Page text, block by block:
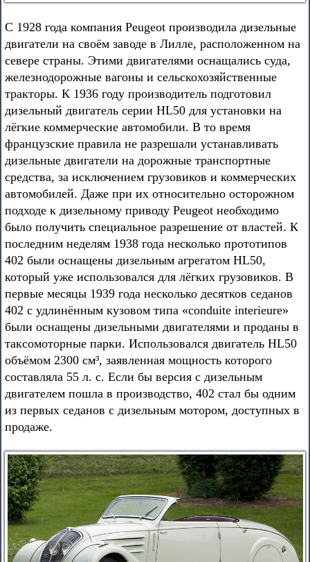
С 1928 года компания Peugeot производила дизельные
двигатели на своём заводе в Лилле, расположенном на
севере страны. Этими двигателями оснащались суда,
железнодорожные вагоны и сельскохозяйственные
тракторы. К 1936 году производитель подготовил
дизельный двигатель серии HL50 для установки на
лёгкие коммерческие автомобили. В то время
французские правила не разрешали устанавливать
дизельные двигатели на дорожные транспортные
средства, за исключением грузовиков и коммерческих
автомобилей. Даже при их относительно осторожном
подходе к дизельному приводу Peugeot необходимо
было получить специальное разрешение от властей. К
последним неделям 1938 года несколько прототипов
402 были оснащены дизельным агрегатом HL50,
который уже использовался для лёгких грузовиков. В
первые месяцы 1939 года несколько десятков седанов
402 с удлинённым кузовом типа «conduite interieure»
были оснащены дизельными двигателями и проданы в
таксомоторные парки. Использовался двигатель HL50
объёмом 2300 см³, заявленная мощность которого
составляла 55 л. с. Если бы версия с дизельным
двигателем пошла в производство, 402 стал бы одним
из первых седанов с дизельным мотором, доступных в
продаже.